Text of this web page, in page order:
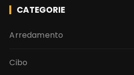
CATEGORIE
Arredamento
Cibo